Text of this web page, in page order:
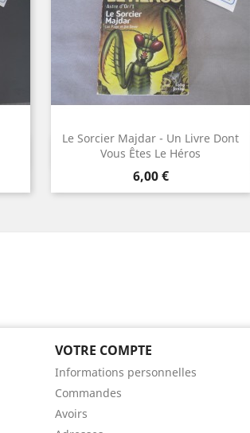
Le Sorcier Majdar - Un Livre Dont
Vous Êtes Le Héros
Prix
6,00 €
Aperçu rapide
VOTRE COMPTE
Informations personnelles
Commandes
Avoirs